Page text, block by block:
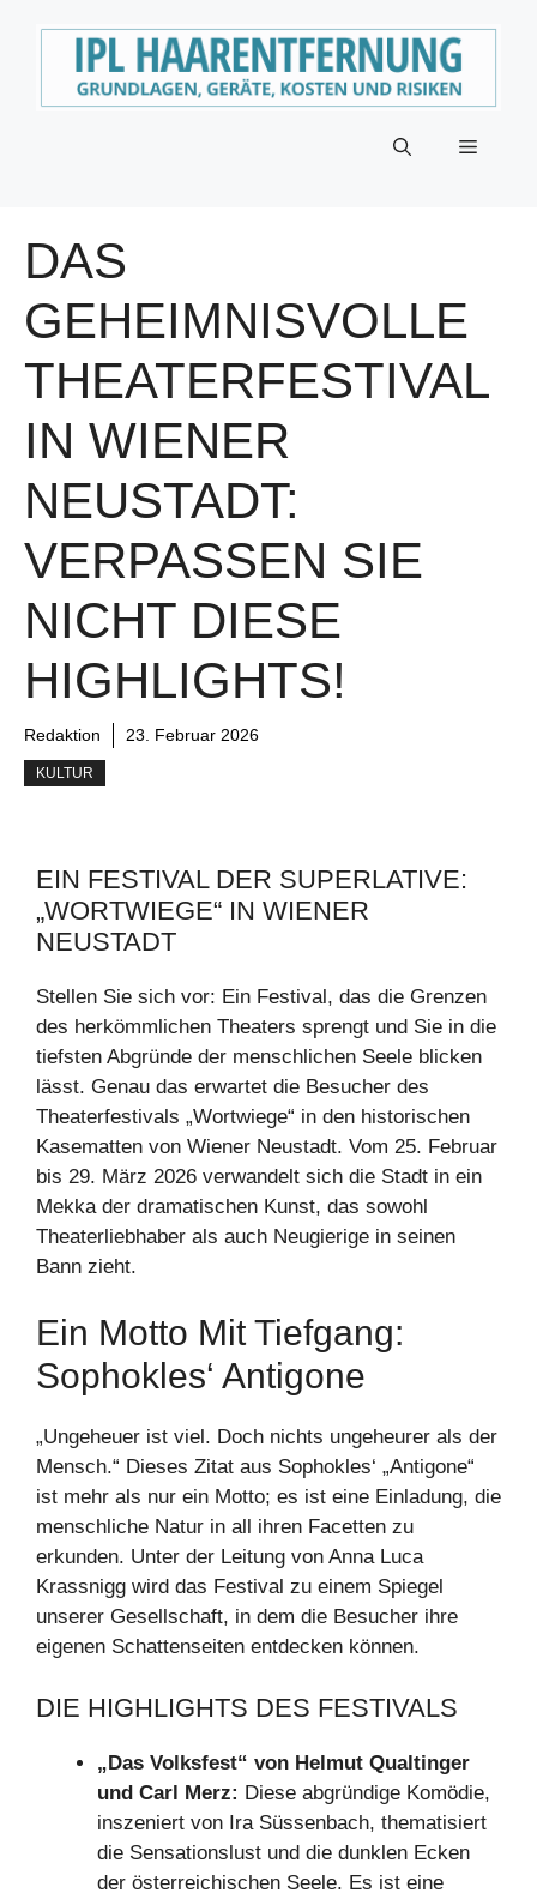
Menü
DAS
GEHEIMNISVOLLE
THEATERFESTIVAL
IN WIENER
NEUSTADT:
VERPASSEN SIE
NICHT DIESE
HIGHLIGHTS!
Redaktion 23. Februar 2026
KULTUR
EIN FESTIVAL DER SUPERLATIVE:
„WORTWIEGE“ IN WIENER
NEUSTADT
Stellen Sie sich vor: Ein Festival, das die Grenzen
des herkömmlichen Theaters sprengt und Sie in die
tiefsten Abgründe der menschlichen Seele blicken
lässt. Genau das erwartet die Besucher des
Theaterfestivals „Wortwiege“ in den historischen
Kasematten von Wiener Neustadt. Vom 25. Februar
bis 29. März 2026 verwandelt sich die Stadt in ein
Mekka der dramatischen Kunst, das sowohl
Theaterliebhaber als auch Neugierige in seinen
Bann zieht.
Ein Motto Mit Tiefgang:
Sophokles‘ Antigone
„Ungeheuer ist viel. Doch nichts ungeheurer als der
Mensch.“ Dieses Zitat aus Sophokles‘ „Antigone“
ist mehr als nur ein Motto; es ist eine Einladung, die
menschliche Natur in all ihren Facetten zu
erkunden. Unter der Leitung von Anna Luca
Krassnigg wird das Festival zu einem Spiegel
unserer Gesellschaft, in dem die Besucher ihre
eigenen Schattenseiten entdecken können.
DIE HIGHLIGHTS DES FESTIVALS
„Das Volksfest“ von Helmut Qualtinger
und Carl Merz: Diese abgründige Komödie,
inszeniert von Ira Süssenbach, thematisiert
die Sensationslust und die dunklen Ecken
der österreichischen Seele. Es ist eine